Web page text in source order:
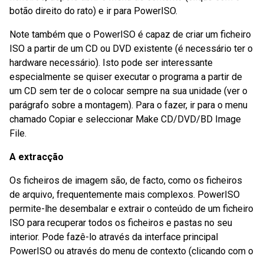
botão direito do rato) e ir para PowerISO.
Note também que o PowerISO é capaz de criar um ficheiro
ISO a partir de um CD ou DVD existente (é necessário ter o
hardware necessário). Isto pode ser interessante
especialmente se quiser executar o programa a partir de
um CD sem ter de o colocar sempre na sua unidade (ver o
parágrafo sobre a montagem). Para o fazer, ir para o menu
chamado Copiar e seleccionar Make CD/DVD/BD Image
File.
A extracção
Os ficheiros de imagem são, de facto, como os ficheiros
de arquivo, frequentemente mais complexos. PowerISO
permite-lhe desembalar e extrair o conteúdo de um ficheiro
ISO para recuperar todos os ficheiros e pastas no seu
interior. Pode fazê-lo através da interface principal
PowerISO ou através do menu de contexto (clicando com o